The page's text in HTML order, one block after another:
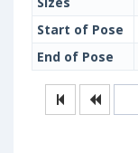
Start of Pose
End of Pose